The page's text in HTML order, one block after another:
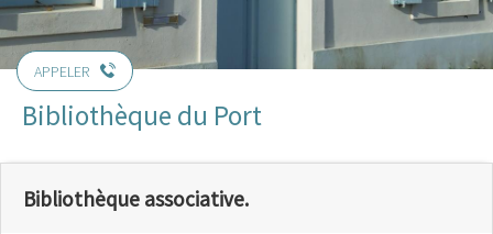
APPELER
Bibliothèque du Port
Bibliothèque associative.